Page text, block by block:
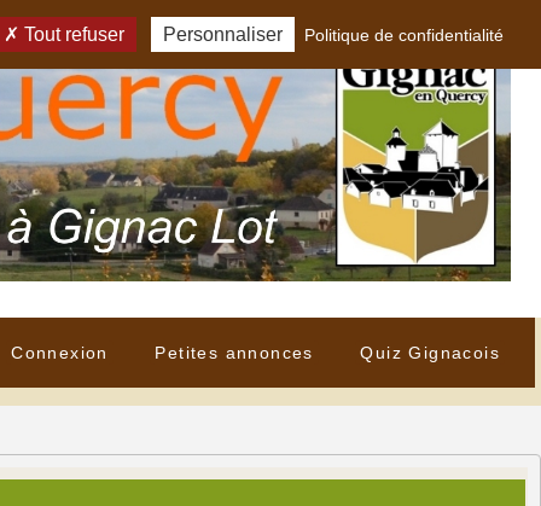
Connexion Petites annonces Quiz Gignacois
Tout refuser Personnaliser Politique de confidentialité